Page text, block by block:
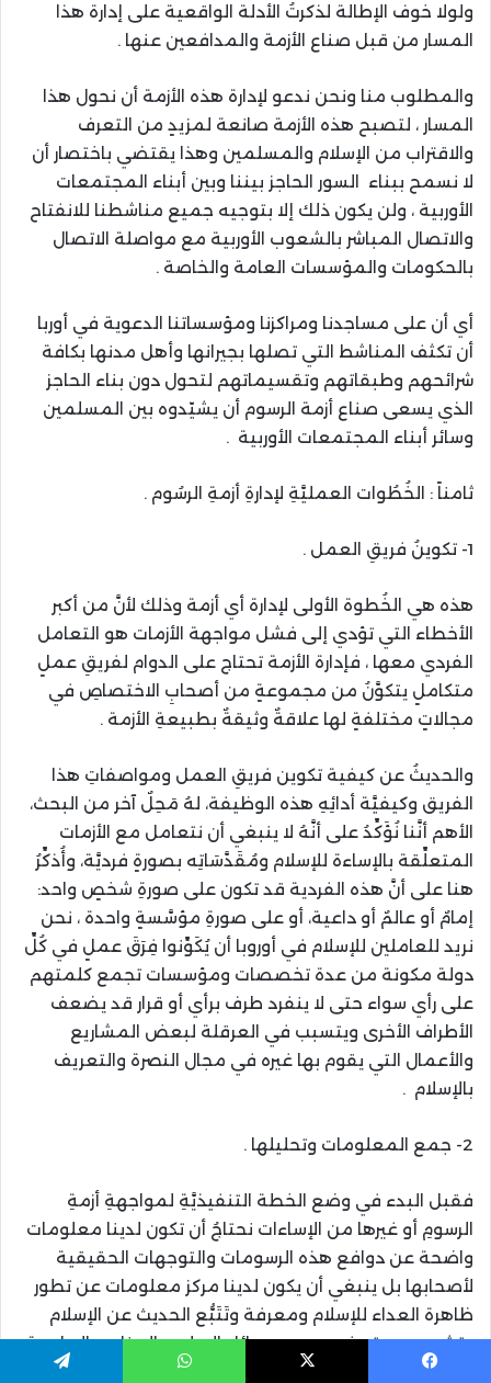
ولولا خوف الإطالة لذكرتُ الأدلة الواقعية على إدارة هذا
المسار من قبل صناع الأزمة والمدافعين عنها .
والمطلوب منا ونحن ندعو لإدارة هذه الأزمة أن نحول هذا
المسار ، لتصبح هذه الأزمة صانعة لمزيدٍ من التعرف
والاقتراب من الإسلام والمسلمين وهذا يقتضي باختصار أن
لا نسمح ببناء السور الحاجز بيننا وبين أبناء المجتمعات
الأوربية ، ولن يكون ذلك إلا بتوجيه جميع مناشطنا للانفتاح
والاتصال المباشر بالشعوب الأوربية مع مواصلة الاتصال
بالحكومات والمؤسسات العامة والخاصة .
أي أن على مساجدنا ومراكزنا ومؤسساتنا الدعوية في أوربا
أن تكثف المناشط التي تصلها بجيرانها وأهل مدنها بكافة
شرائحهم وطبقاتهم وتقسيماتهم لتحول دون بناء الحاجز
الذي يسعى صناع أزمة الرسوم أن يشيّدوه بين المسلمين
وسائر أبناء المجتمعات الأوربية .
ثامناً : الخُطُوات العمليَّةِ لإدارةِ أزمةِ الرسُوم .
1- تكوينُ فريقِ العمل .
هذه هي الخُطوة الأولى لإدارة أي أزمة وذلك لأنَّ من أكبر
الأخطاء التي تؤدي إلى فشل مواجهة الأزمات هو التعامل
الفردي معها ، فإدارة الأزمة تحتاج على الدوام لفريقِ عملٍ
متكاملٍ يتكوَّنُ من مجموعةٍ من أصحابِ الاختصاصِ في
مجالاتٍ مختلفةٍ لها علاقةٌ وثيقةٌ بطبيعةِ الأزمة .
والحديثُ عن كيفية تكوين فريقِ العمل ومواصفاتِ هذا
الفريق وكيفيَّة أدائِهِ هذه الوظيفة، لهُ مَحِلٌ آخر من البحث،
الأهم أنَّنا نُؤَكِّدُ على أنَّهُ لا ينبغي أن نتعامل مع الأزمات
المتعلِّقة بالإساءة للإسلام ومُقَدَّسَاتِه بصورةٍ فرديَّة، وأُذكِّرُ
هنا على أنَّ هذه الفردية قد تكون على صورةِ شخصٍ واحد:
إمامٌ أو عالمٌ أو داعية، أو على صورةِ مؤسَّسةٍ واحدة ، نحن
نريد للعاملين للإسلام في أوروبا أن يُكَوِّنوا فِرَقَ عملٍ في كُلِّ
دولة مكونة من عدة تخصصات ومؤسسات تجمع كلمتهم
على رأي سواء حتى لا ينفرد طرف برأي أو قرار قد يضعف
الأطراف الأخرى ويتسبب في العرقلة لبعض المشاريع
والأعمال التي يقوم بها غيره في مجال النصرة والتعريف
بالإسلام .
2- جمع المعلومات وتحليلها .
فقبل البدء في وضع الخطة التنفيذيَّةِ لمواجهةِ أزمةِ
الرسومِ أو غيرها من الإساءات نحتاجُ أن تكون لدينا معلومات
واضحة عن دوافع هذه الرسومات والتوجهات الحقيقية
لأصحابها بل ينبغي أن يكون لدينا مركز معلومات عن تطور
ظاهرة العداء للإسلام ومعرفة وتَتَبُّع الحديث عن الإسلام
وتشويه صورته في جميع وسائل الإعلام والمناهج الدراسية
وغيرها، ثُمَّ بعد ذلك نُقَدِّمُ دراسةً تحليليَّةً لهذه المعلومات